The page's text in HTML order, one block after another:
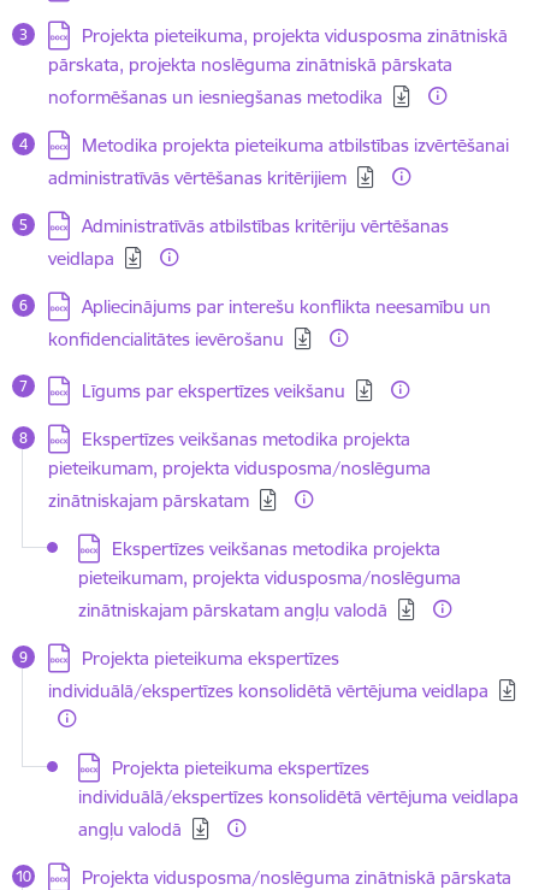
Lejupielādēt:
Projekta pieteikuma, projekta vidusposma zinātniskā
pārskata, projekta noslēguma zinātniskā pārskata
noformēšanas un iesniegšanas metodika
Lejupielādēt:
Metodika projekta pieteikuma atbilstības izvērtēšanai
administratīvās vērtēšanas kritērijiem
Lejupielādēt:
Administratīvās atbilstības kritēriju vērtēšanas
veidlapa
Lejupielādēt:
Apliecinājums par interešu konflikta neesamību un
konfidencialitātes ievērošanu
Lejupielādēt:
Līgums par ekspertīzes veikšanu
Lejupielādēt:
Ekspertīzes veikšanas metodika projekta
pieteikumam, projekta vidusposma/noslēguma
zinātniskajam pārskatam
Lejupielādēt:
Ekspertīzes veikšanas metodika projekta
pieteikumam, projekta vidusposma/noslēguma
zinātniskajam pārskatam angļu valodā
Lejupielādēt:
Projekta pieteikuma ekspertīzes
individuālā/ekspertīzes konsolidētā vērtējuma veidlapa
Lejupielādēt:
Projekta pieteikuma ekspertīzes
individuālā/ekspertīzes konsolidētā vērtējuma veidlapa
angļu valodā
Lejupielādēt:
Projekta vidusposma/noslēguma zinātniskā pārskata